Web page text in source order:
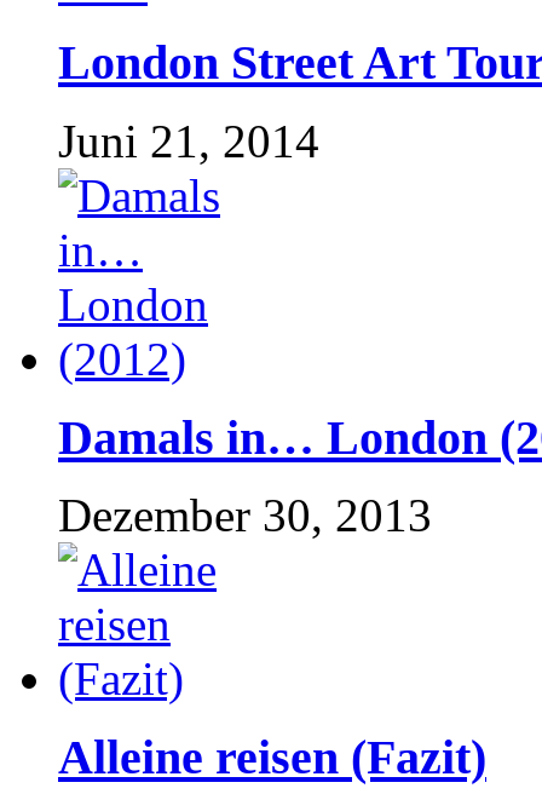
London Street Art
Juni 21, 2014
Damals in… London
Dezember 30, 2013
Alleine reisen (Fazit)